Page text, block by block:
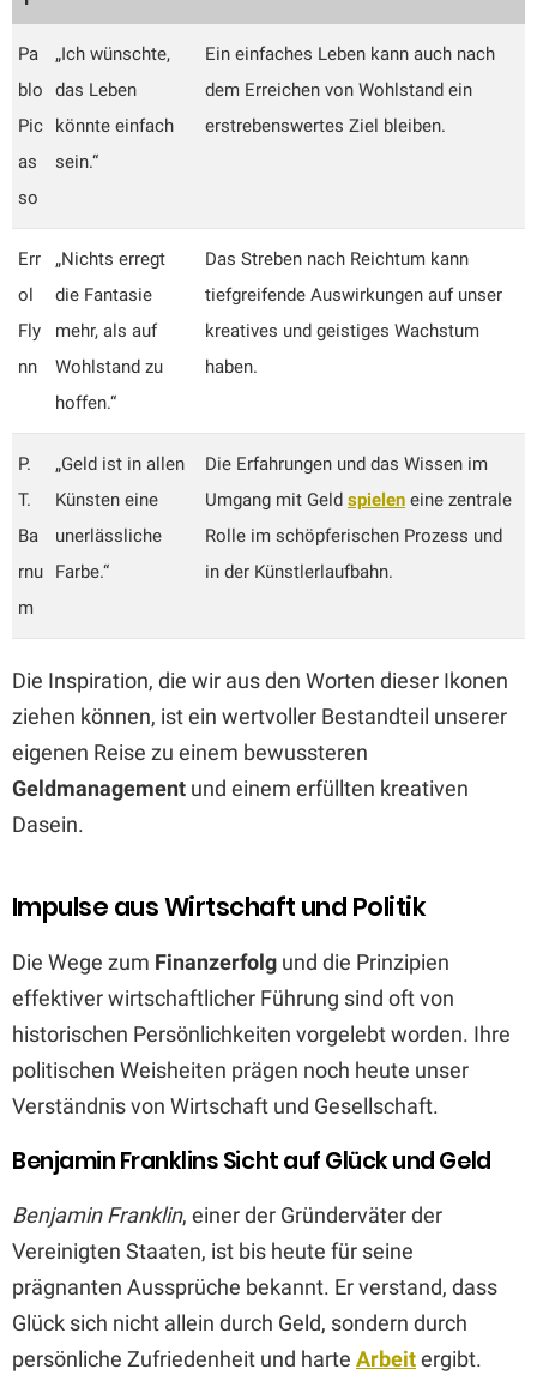
Pa
blo
Pic
as
so
„Ich wünschte,
das Leben
könnte einfach
sein.“
Ein einfaches Leben kann auch nach
dem Erreichen von Wohlstand ein
erstrebenswertes Ziel bleiben.
Err
ol
Fly
nn
„Nichts erregt
die Fantasie
mehr, als auf
Wohlstand zu
hoffen.“
Das Streben nach Reichtum kann
tiefgreifende Auswirkungen auf unser
kreatives und geistiges Wachstum
haben.
P.
T.
Ba
rnu
m
„Geld ist in allen
Künsten eine
unerlässliche
Farbe.“
Die Erfahrungen und das Wissen im
Umgang mit Geld spielen eine zentrale
Rolle im schöpferischen Prozess und
in der Künstlerlaufbahn.
Die Inspiration, die wir aus den Worten dieser Ikonen
ziehen können, ist ein wertvoller Bestandteil unserer
eigenen Reise zu einem bewussteren
Geldmanagement und einem erfüllten kreativen
Dasein.
Impulse aus Wirtschaft und Politik
Die Wege zum Finanzerfolg und die Prinzipien
effektiver wirtschaftlicher Führung sind oft von
historischen Persönlichkeiten vorgelebt worden. Ihre
politischen Weisheiten prägen noch heute unser
Verständnis von Wirtschaft und Gesellschaft.
Benjamin Franklins Sicht auf Glück und Geld
Benjamin Franklin, einer der Gründerväter der
Vereinigten Staaten, ist bis heute für seine
prägnanten Aussprüche bekannt. Er verstand, dass
Glück sich nicht allein durch Geld, sondern durch
persönliche Zufriedenheit und harte Arbeitergibt.